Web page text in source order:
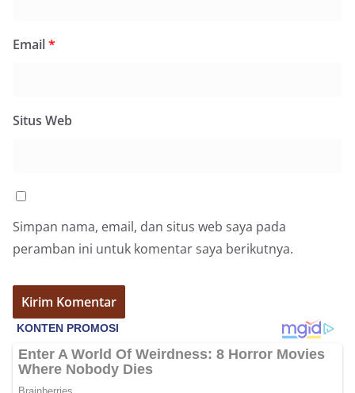
Email*
Situs Web
Simpan nama, email, dan situs web saya pada
peramban ini untuk komentar saya berikutnya.